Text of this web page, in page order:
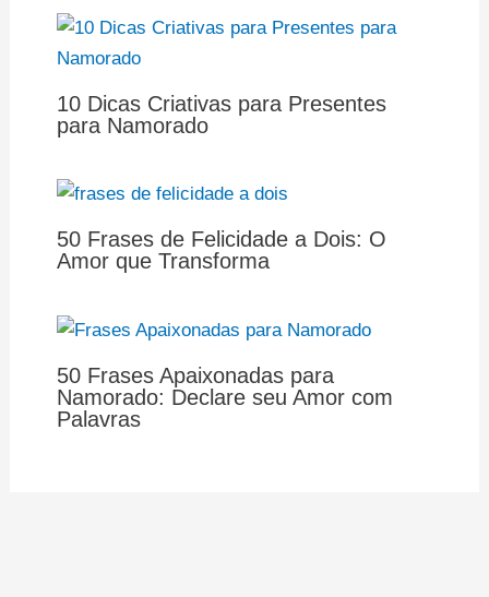
10 Dicas Criativas para Presentes
para Namorado
50 Frases de Felicidade a Dois: O
Amor que Transforma
50 Frases Apaixonadas para
Namorado: Declare seu Amor com
Palavras